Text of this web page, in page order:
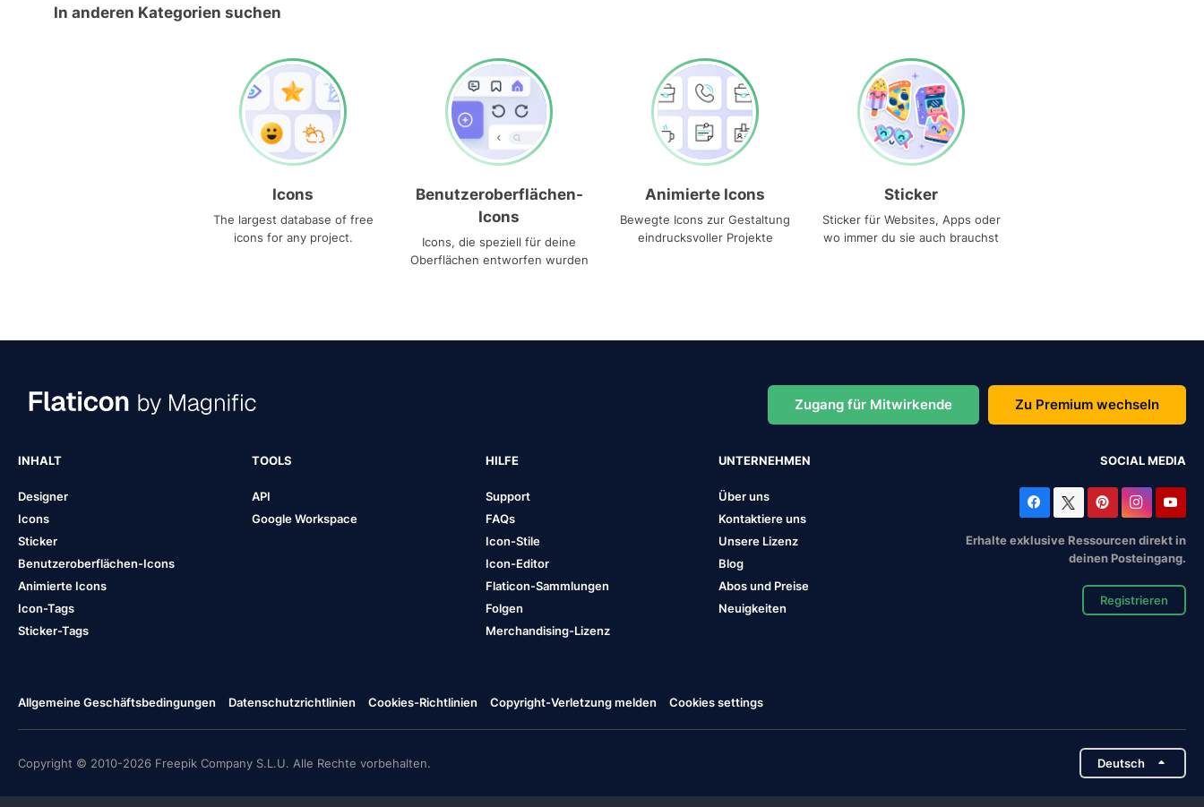
In anderen Kategorien suchen
Icons
The largest database of free
icons for any project.
Benutzeroberflächen-
Icons
Icons, die speziell für deine
Oberflächen entworfen wurden
Animierte Icons
Bewegte Icons zur Gestaltung
eindrucksvoller Projekte
Sticker
Sticker für Websites, Apps oder
wo immer du sie auch brauchst
Zugang für Mitwirkende Zu Premium wechseln
INHALT
Designer
Icons
Sticker
Benutzeroberflächen-Icons
Animierte Icons
Icon-Tags
Sticker-Tags
TOOLS
API
Google Workspace
HILFE
Support
FAQs
Icon-Stile
Icon-Editor
Flaticon-Sammlungen
Folgen
Merchandising-Lizenz
UNTERNEHMEN
Über uns
Kontaktiere uns
Unsere Lizenz
Blog
Abos und Preise
Neuigkeiten
SOCIAL MEDIA
Erhalte exklusive Ressourcen direkt in
deinen Posteingang.
Registrieren
Allgemeine Geschäftsbedingungen Datenschutzrichtlinien Cookies-Richtlinien Copyright-Verletzung melden Cookies settings
Copyright © 2010-2026 Freepik Company S.L.U. Alle Rechte vorbehalten. Deutsch